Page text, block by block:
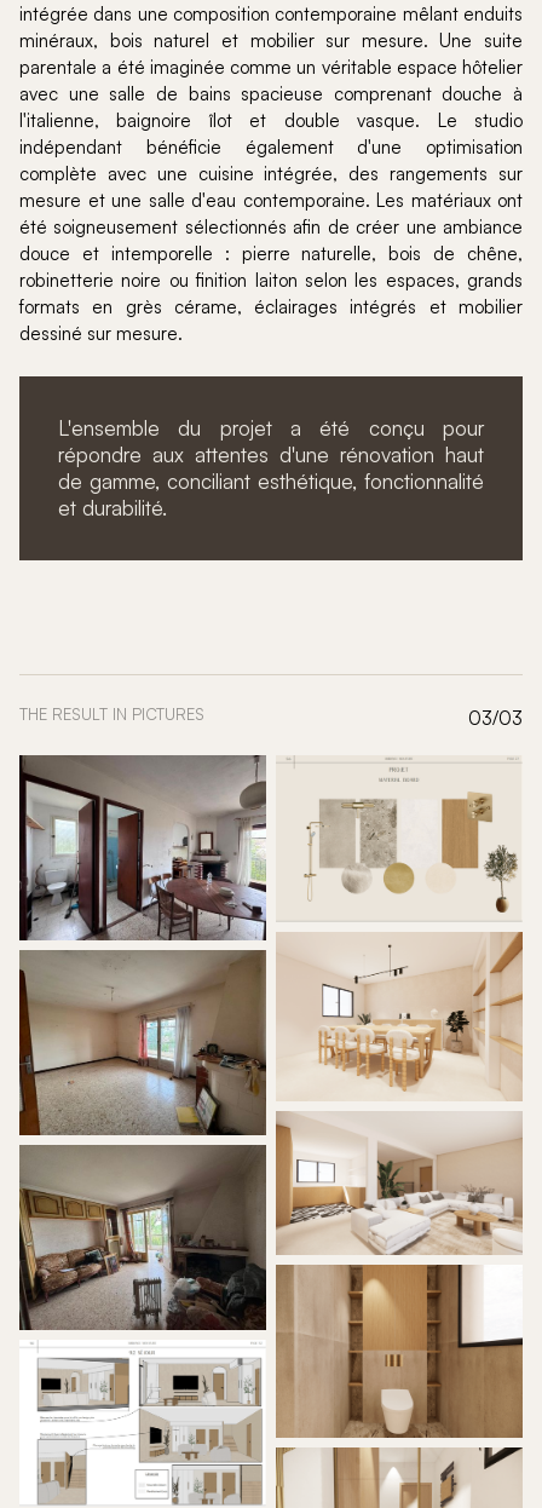
intégrée dans une composition contemporaine mêlant enduits
minéraux, bois naturel et mobilier sur mesure. Une suite
parentale a été imaginée comme un véritable espace hôtelier
avec une salle de bains spacieuse comprenant douche à
l'italienne, baignoire îlot et double vasque. Le studio
indépendant bénéficie également d'une optimisation
complète avec une cuisine intégrée, des rangements sur
mesure et une salle d'eau contemporaine. Les matériaux ont
été soigneusement sélectionnés afin de créer une ambiance
douce et intemporelle : pierre naturelle, bois de chêne,
robinetterie noire ou finition laiton selon les espaces, grands
formats en grès cérame, éclairages intégrés et mobilier
dessiné sur mesure.
L'ensemble du projet a été conçu pour
répondre aux attentes d'une rénovation haut
de gamme, conciliant esthétique, fonctionnalité
et durabilité.
THE RESULT IN PICTURES 03/03